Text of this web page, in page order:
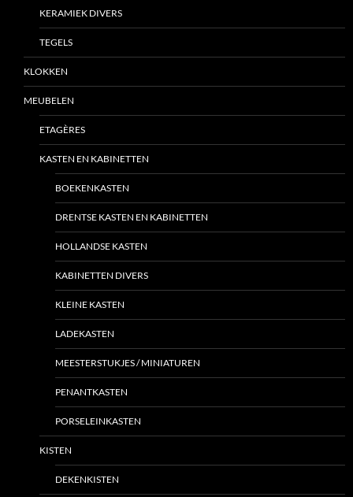
KERAMIEK DIVERS
TEGELS
KLOKKEN
MEUBELEN
ETAGÈRES
KASTEN EN KABINETTEN
BOEKENKASTEN
DRENTSE KASTEN EN KABINETTEN
HOLLANDSE KASTEN
KABINETTEN DIVERS
KLEINE KASTEN
LADEKASTEN
MEESTERSTUKJES / MINIATUREN
PENANTKASTEN
PORSELEINKASTEN
KISTEN
DEKENKISTEN